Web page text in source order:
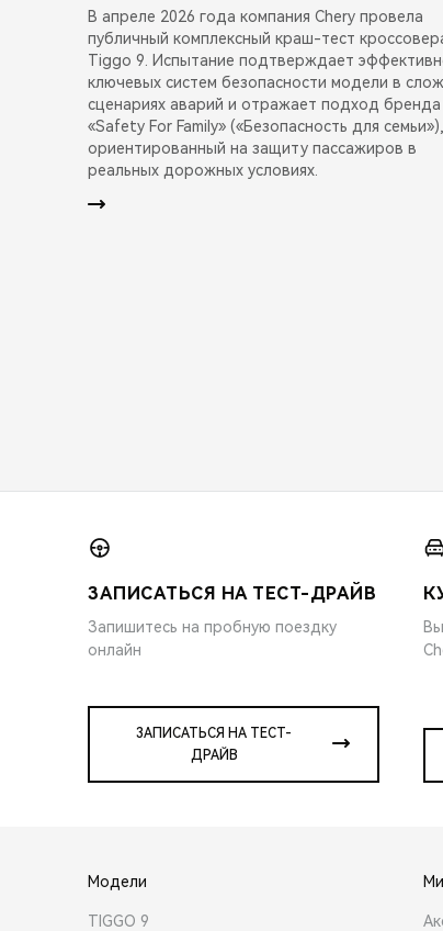
В апреле 2026 года компания Chery провела
публичный комплексный краш-тест
Tiggo 9. Испытание подтверждает
ключевых систем безопасности модели в
сценариях аварий и отражает подход бренда
«Safety For Family» («Безопасность для семьи»),
ориентированный на защиту пассажиров в
реальных дорожных условиях.
ЗАПИСАТЬСЯ НА ТЕСТ-ДРАЙВ
Запишитесь на пробную поездку
онлайн
ЗАПИСАТЬСЯ НА ТЕСТ-
ДРАЙВ
Модели
TIGGO 9